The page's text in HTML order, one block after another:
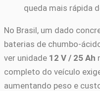
queda mais rápida
No Brasil, um dado
baterias de chumbo-
ver unidade 12 V / 25 Ah
completo do veículo
aumentando peso e